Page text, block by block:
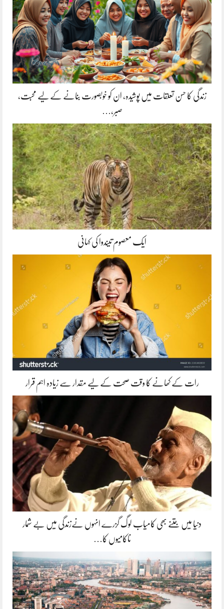
زندگی کا حسن تعلقات میں پوشیدہ, ان کو خوبصورت بنانے کے لیے محبت،
صبر،…
ایک معصوم تیندوا کی کہانی
رات کے کھانے کا وقت صحت کے لیے مقدار سے زیادہ اہم قرار
دنیا میں جتنے بھی کامیاب لوگ گزرے انہوں نےزندگی میں بے شمار
ناکامیوں کا…